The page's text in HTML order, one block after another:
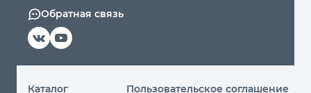
Обратная связь
Каталог Пользовательское соглашение